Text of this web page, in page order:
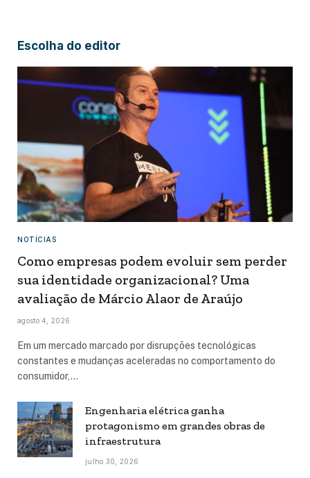
Escolha do editor
NOTÍCIAS
Como empresas podem evoluir sem perder
sua identidade organizacional? Uma
avaliação de Márcio Alaor de Araújo
agosto 4, 2026
Em um mercado marcado por disrupções tecnológicas
constantes e mudanças aceleradas no comportamento do
consumidor,…
Engenharia elétrica ganha
protagonismo em grandes obras de
infraestrutura
julho 30, 2026